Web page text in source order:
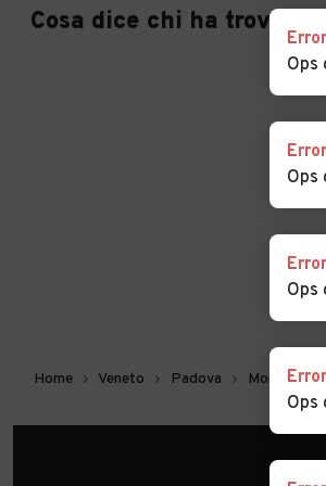
Auto usate Vo'
Cosa dice chi ha trovato
Home Veneto Padova
Error
Ops
Error
Ops
Error
Ops
Error
Ops